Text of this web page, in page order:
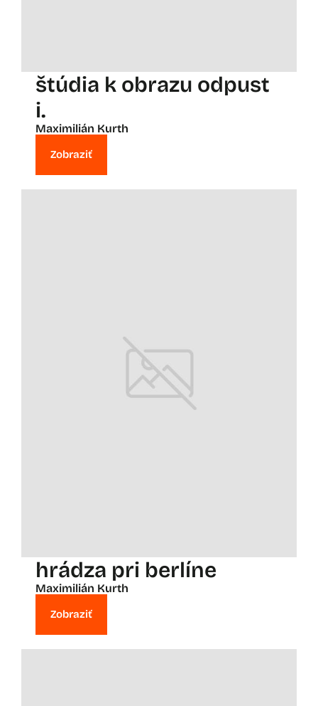
štúdia k obrazu odpust
i.
Maximilián Kurth
Zobraziť
hrádza pri berlíne
Maximilián Kurth
Zobraziť